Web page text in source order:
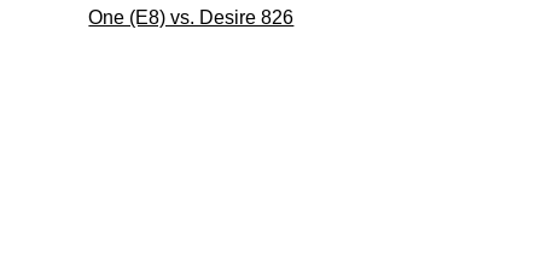
One (E8) vs. Desire 826